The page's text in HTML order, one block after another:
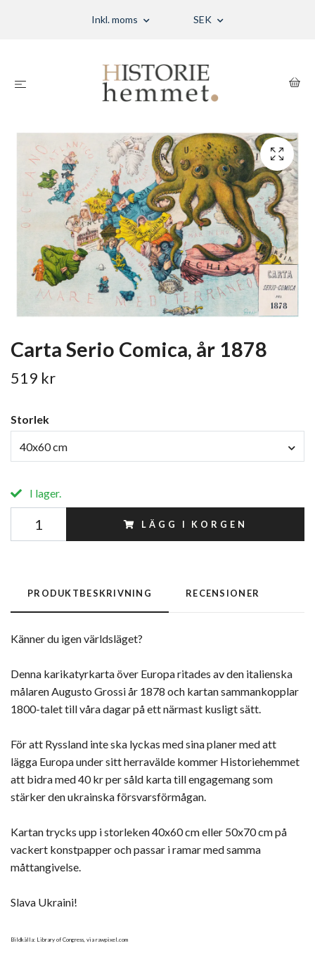
Inkl. moms SEK
Carta Serio Comica, år 1878
519 kr
Storlek
40x60 cm
I lager.
LÄGG I KORGEN
PRODUKTBESKRIVNING RECENSIONER
Känner du igen världsläget?
Denna karikatyrkarta över Europa ritades av den italienska
målaren Augusto Grossi år 1878 och kartan sammankopplar
1800-talet till våra dagar på ett närmast kusligt sätt.
För att Ryssland inte ska lyckas med sina planer med att
lägga Europa under sitt herravälde kommer Historiehemmet
att bidra med 40 kr per såld karta till engagemang som
stärker den ukrainska försvarsförmågan.
Kartan trycks upp i storleken 40x60 cm eller 50x70 cm på
vackert konstpapper och passar i ramar med samma
måttangivelse.
Slava Ukraini!
Bildkälla: Library of Congress, via rawpixel.com